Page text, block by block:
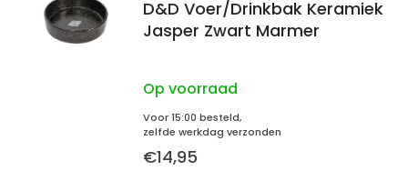
D&D Voer/Drinkbak Keramiek
Jasper Zwart Marmer
Op voorraad
Voor 15:00 besteld,
zelfde werkdag verzonden
€14,95